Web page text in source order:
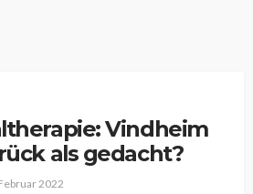
Vindheim
als gedacht?
2022